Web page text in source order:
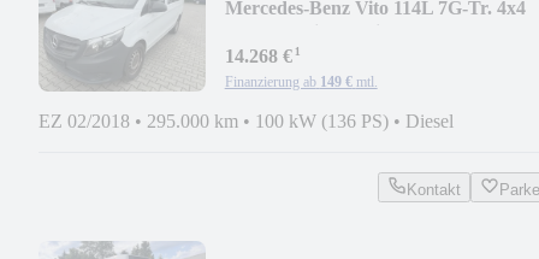
Mercedes-Benz Vito 114L 7G-Tr. 4x4
14.268 €¹
Finanzierung ab 149 € mtl.
EZ 02/2018 • 295.000 km • 100 kW (136 PS) • Diesel
Kontakt